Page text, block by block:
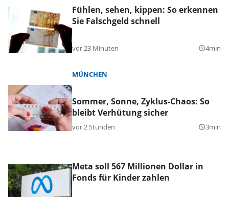
Fühlen, sehen, kippen: So erkennen
Sie Falschgeld schnell
vor 23 Minuten query_builder4min
MÜNCHEN
Sommer, Sonne, Zyklus-Chaos: So
bleibt Verhütung sicher
vor 2 Stunden query_builder3min
Meta soll 567 Millionen Dollar in
Fonds für Kinder zahlen